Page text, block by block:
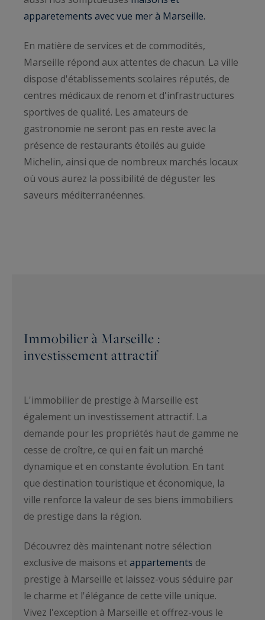
apparetements avec vue mer à Marseille.
En matière de services et de commodités,
Marseille répond aux attentes de chacun. La ville
dispose d'établissements scolaires réputés, de
centres médicaux de renom et d'infrastructures
sportives de qualité. Les amateurs de
gastronomie ne seront pas en reste avec la
présence de restaurants étoilés au guide
Michelin, ainsi que de nombreux marchés locaux
où vous aurez la possibilité de déguster les
saveurs méditerranéennes.
Immobilier à Marseille :
investissement attractif
L'immobilier de prestige à Marseille est
également un investissement attractif. La
demande pour les propriétés haut de gamme ne
cesse de croître, ce qui en fait un marché
dynamique et en constante évolution. En tant
que destination touristique et économique, la
ville renforce la valeur de ses biens immobiliers
de prestige dans la région.
Découvrez dès maintenant notre sélection
exclusive de maisons etappartements de
prestige à Marseille et laissez-vous séduire par
le charme et l'élégance de cette ville unique.
Vivez l'exception à Marseille et offrez-vous le